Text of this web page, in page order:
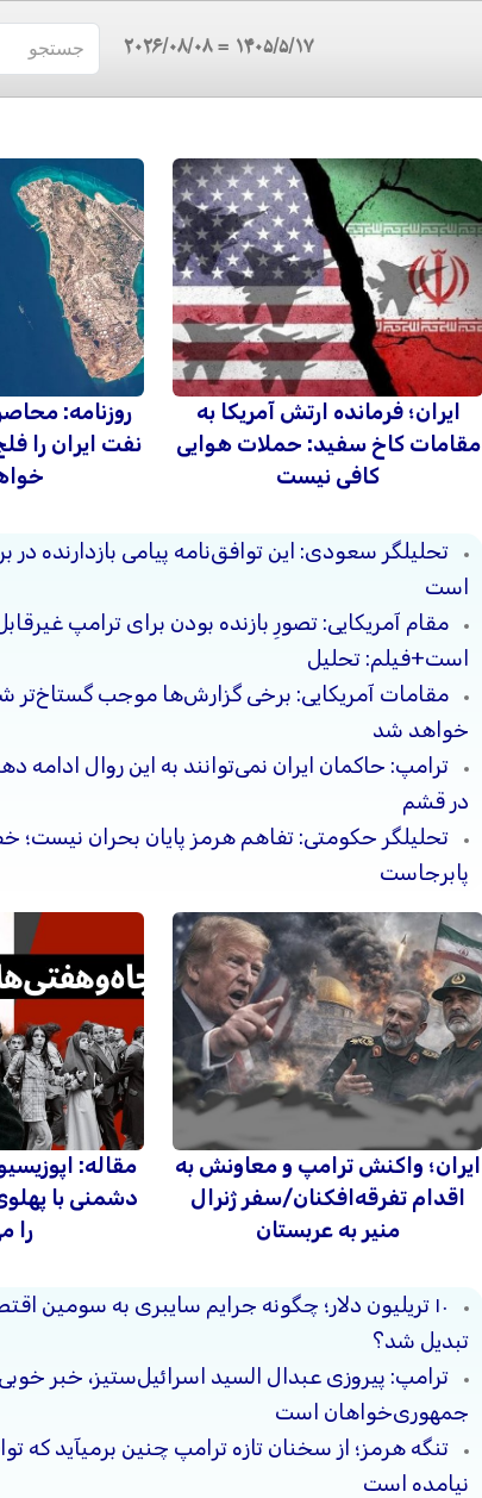
۱۴۰۵/۵/۱۷ = 2026/08/08
ایران؛ فرمانده ارتش آمریکا به
مقامات کاخ سفید: حملات هوایی
کافی نیست
روزنامه:
نفت ایران را
تحلیلگر سعودی: این توافق‌نامه پیامی بازدارنده در
است
مقام آمریکایی: تصورِ بازنده بودن برای ترامپ
است+فیلم: تحلیل
مقامات آمریکایی: برخی گزارش‌ها موجب گستاخ‌تر
خواهد شد
ترامپ: حاکمان ایران نمی‌توانند به این روال ادامه
در قشم
تحلیلگر حکومتی: تفاهم هرمز پایان بحران
پابرجاست
ایران؛ واکنش ترامپ و معاونش به
اقدام تفرقه‌افکنان/سفر ژنرال
منیر به عربستان
مقاله:
دشمنی با
را
۱۰ تریلیون دلار؛ چگونه جرایم سایبری به سومین
تبدیل شد؟
ترامپ: پیروزی عبدال السید اسرائیل‌ستیز، خبر
جمهوری‌خواهان است
تنگه هرمز؛ از سخنان تازه ترامپ چنین برمیآید که
نیامده است